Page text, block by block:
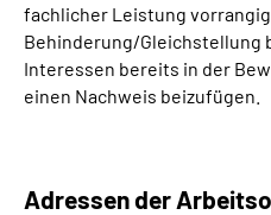
fachlicher Leistung
Behinderung/Gleichstellung
Interessen bereits in der
einen Nachweis beizufügen.
Adressen der